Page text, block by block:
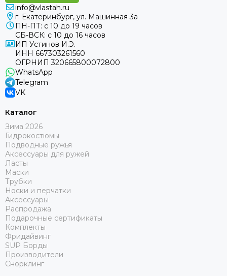
info@vlastah.ru
г. Екатеринбург, ул. Машинная 3а
ПН-ПТ: с 10 до 19 часов
СБ-ВСК: с 10 до 16 часов
ИП Устинов И.Э.
ИНН 667303261560
ОГРНИП 320665800072800
WhatsApp
Telegram
VK
Каталог
Зима 2026
Гидрокостюмы
Подводные ружья
Аксессуары для ружей
Ласты
Маски
Трубки
Носки и перчатки
Аксессуары
Распродажа
Подарочные сертификаты
Комплекты
Фридайвинг
SUP Борды
Производители
Снорклинг